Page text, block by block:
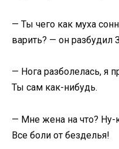
— Ты чего как муха
варить? — он разбудил
— Нога разболелась, я
Ты сам как-нибудь.
— Мне жена на что? Ну-
Все боли от безделья!